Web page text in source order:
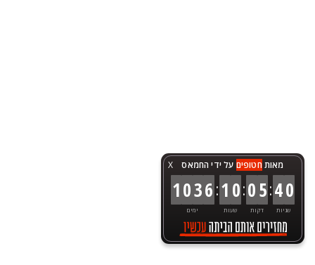
X מאותחטופים על ידי החמאס
1036
ימים
:10
שעות
:05
דקות
:40
שניות